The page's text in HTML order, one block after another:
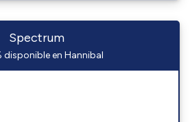
Spectrum
en Hannibal